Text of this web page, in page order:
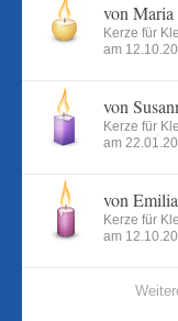
von Maria
Kerze für
am
von
Kerze für
am
von Emilia
Kerze für
am